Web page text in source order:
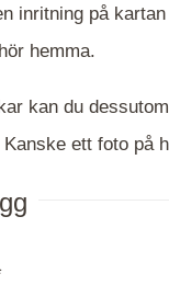
inritning på
hemma.
kan du
ett foto på